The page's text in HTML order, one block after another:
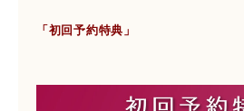
「初回予約特典」